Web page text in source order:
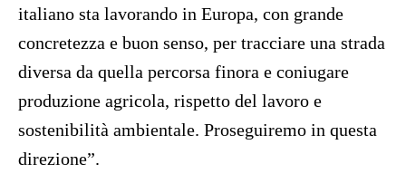
italiano sta lavorando in Europa, con grande
concretezza e buon senso, per tracciare una strada
diversa da quella percorsa finora e coniugare
produzione agricola, rispetto del lavoro e
sostenibilità ambientale. Proseguiremo in questa
direzione”.